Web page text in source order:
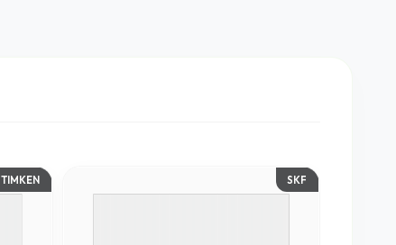
TIMKEN SKF